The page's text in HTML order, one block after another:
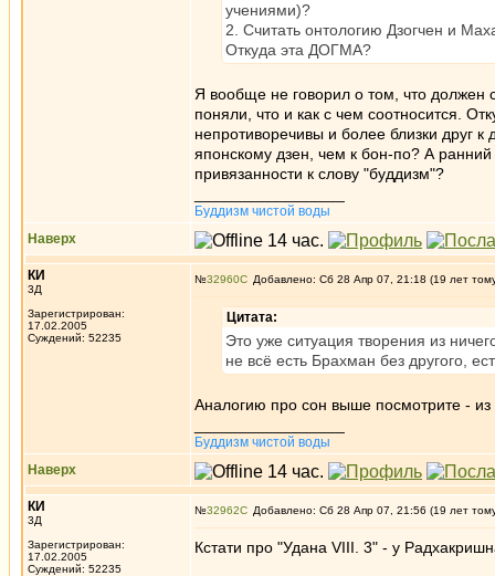
учениями)?
2. Считать онтологию Дзогчен и
Откуда эта ДОГМА?
Я вообще не говорил о том, что должен
поняли, что и как с чем соотносится.
непротиворечивы и более близки друг
японскому дзен, чем к бон-по? А
привязанности к слову "буддизм"?
Буддизм чистой воды
Наверх
КИ
3Д
Зарегистрирован:
17.02.2005
Суждений: 52235
№32960 Добавлено: Сб 28 Апр 07, 21:18 (19 лет
Цитата:
Это уже ситуация творения из
не всё есть Брахман без другого,
Аналогию про сон выше посмотрите -
Буддизм чистой воды
Наверх
КИ
3Д
Зарегистрирован:
17.02.2005
Суждений: 52235
№32962 Добавлено: Сб 28 Апр 07, 21:56 (19 лет
Кстати про "Удана VIII. 3" - у